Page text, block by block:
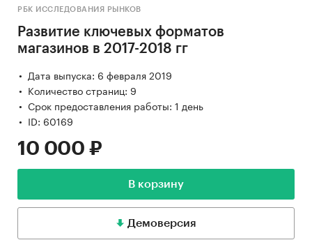
РБК ИССЛЕДОВАНИЯ РЫНКОВ
Развитие ключевых форматов
магазинов в 2017-2018 гг
Дата выпуска: 6 февраля 2019
Количество страниц: 9
Срок предоставления работы: 1 день
ID: 60169
10 000 ₽
В корзину
Демоверсия